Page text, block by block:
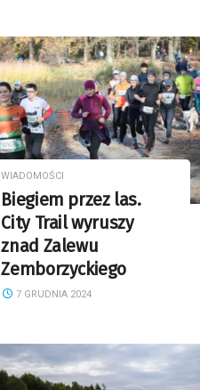
WIADOMOŚCI
Biegiem przez las.
City Trail wyruszy
znad Zalewu
Zemborzyckiego
7 GRUDNIA 2024